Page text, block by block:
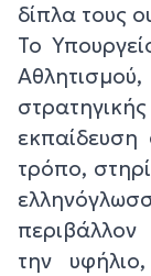
δίπλα τους
Το
τρόπο,
την